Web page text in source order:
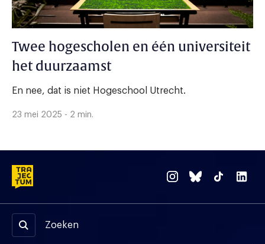
Twee hogescholen en één universiteit
het duurzaamst
En nee, dat is niet Hogeschool Utrecht.
23 mei 2025 - 2 min.
Zoeken